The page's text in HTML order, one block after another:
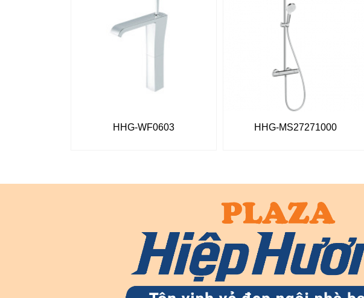
HHG-WF0603 HHG-MS27271000